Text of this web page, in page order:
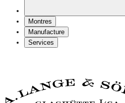
Montres
Manufacture
Services